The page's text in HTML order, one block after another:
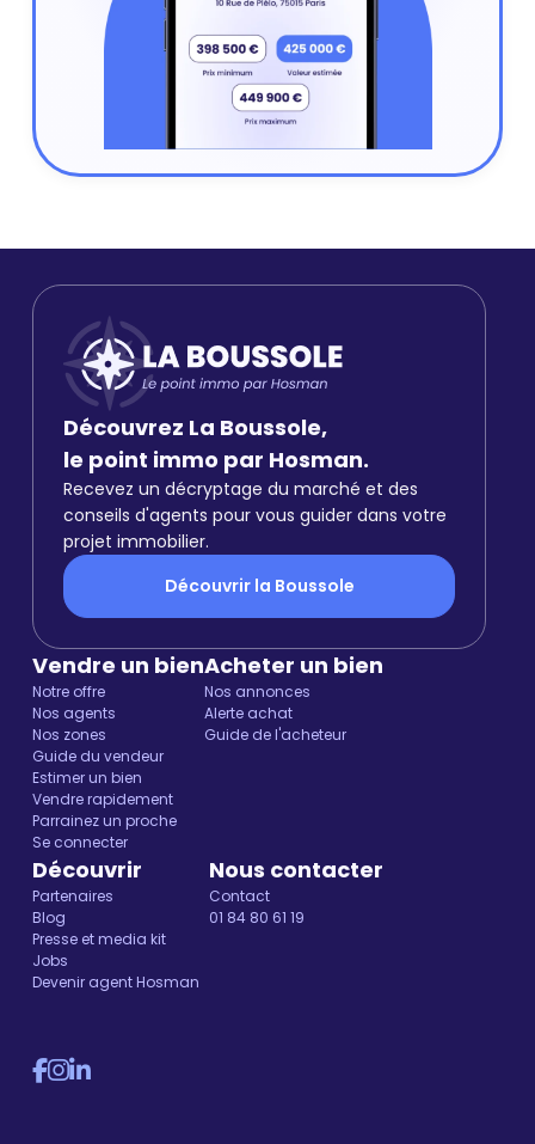
Découvrez La Boussole,
le point immo par Hosman.
Recevez un décryptage du marché et des
conseils d'agents pour vous guider dans votre
projet immobilier.
Découvrir la Boussole
Vendre un bien
Notre offre
Nos agents
Nos zones
Guide du vendeur
Estimer un bien
Vendre rapidement
Parrainez un proche
Se connecter
Acheter un bien
Nos annonces
Alerte achat
Guide de l'acheteur
Découvrir
Partenaires
Blog
Presse et media kit
Jobs
Devenir agent Hosman
Nous contacter
Contact
01 84 80 61 19